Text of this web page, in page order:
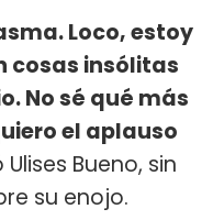
Loco, estoy
cosas insólitas
No sé qué más
el aplauso
Ulises Bueno, sin
su enojo.